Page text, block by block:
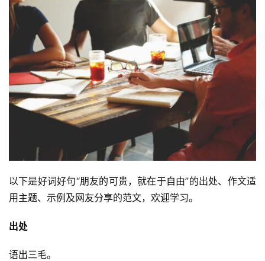
以下是好词好句“朋友的可贵，就在于自由”的出处、作文适
用主题、示例及网友分享的范文，欢迎学习。
出处
语出三毛。